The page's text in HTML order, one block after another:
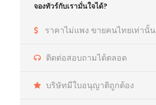
จองทัวร์กับเรามั่นใจได้?
ราคาไม่แพง ขายคนไทยเท่านั้น
ติดต่อสอบถามได้ตลอด
บริษัทมีใบอนุญาติถูกต้อง